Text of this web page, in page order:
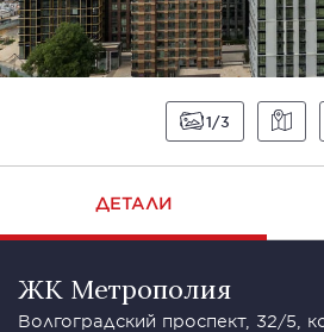
1 3
ДЕТАЛИ
ЖК Метрополия
Волгоградский проспект, 32/5,